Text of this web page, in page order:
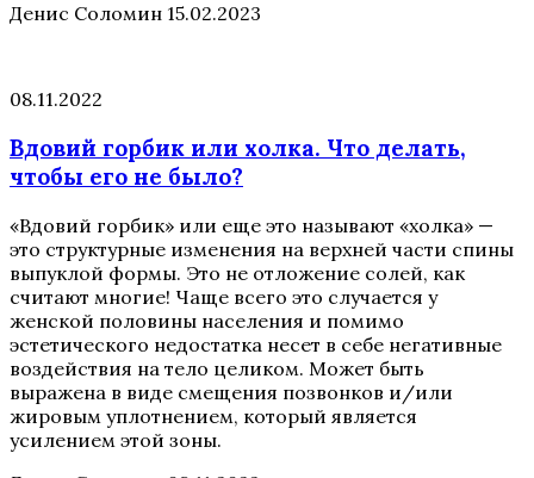
Денис Соломин 15.02.2023
08.11.2022
Вдовий горбик или холка. Что делать,
чтобы его не было?
«Вдовий горбик» или еще это называют «холка» —
это структурные изменения на верхней части спины
выпуклой формы. Это не отложение солей, как
считают многие! Чаще всего это случается у
женской половины населения и помимо
эстетического недостатка несет в себе негативные
воздействия на тело целиком. Может быть
выражена в виде смещения позвонков и/или
жировым уплотнением, который является
усилением этой зоны.